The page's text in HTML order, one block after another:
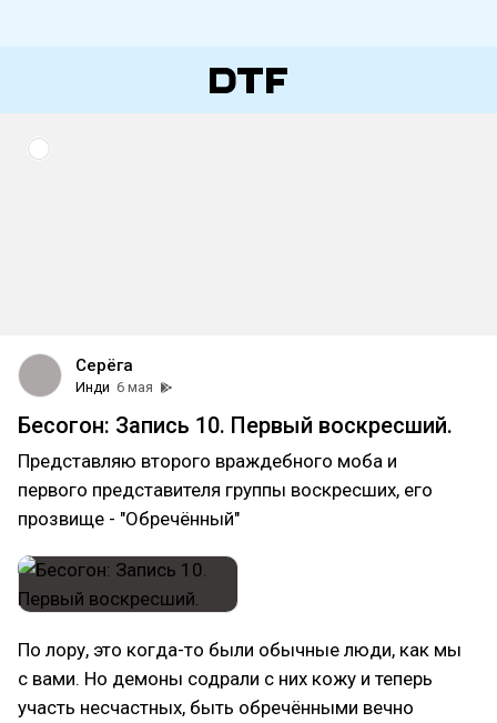
Серёга
Инди 6 мая
Бесогон: Запись 10. Первый воскресший.
Представляю второго враждебного моба и
первого представителя группы воскресших, его
прозвище - "Обречённый"
По лору, это когда-то были обычные люди, как мы
с вами. Но демоны содрали с них кожу и теперь
участь несчастных, быть обречёнными вечно